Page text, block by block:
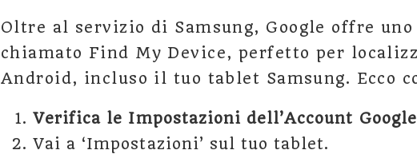
Oltre al servizio di Samsung, Google offre
chiamato Find My Device, perfetto per
Android, incluso il tuo tablet Samsung. Ecco
Verifica le Impostazioni dell’Account
Vai a ‘Impostazioni’ sul tuo tablet.